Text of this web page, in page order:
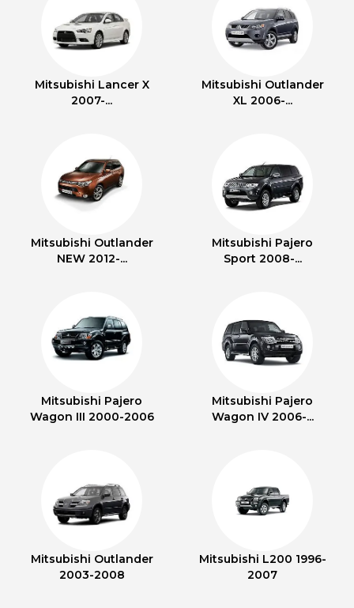
Mitsubishi Lancer X
2007-...
Mitsubishi Outlander
XL 2006-...
Mitsubishi Outlander
NEW 2012-...
Mitsubishi Pajero
Sport 2008-...
Mitsubishi Pajero
Wagon III 2000-2006
Mitsubishi Pajero
Wagon IV 2006-...
Mitsubishi Outlander
2003-2008
Mitsubishi L200 1996-
2007